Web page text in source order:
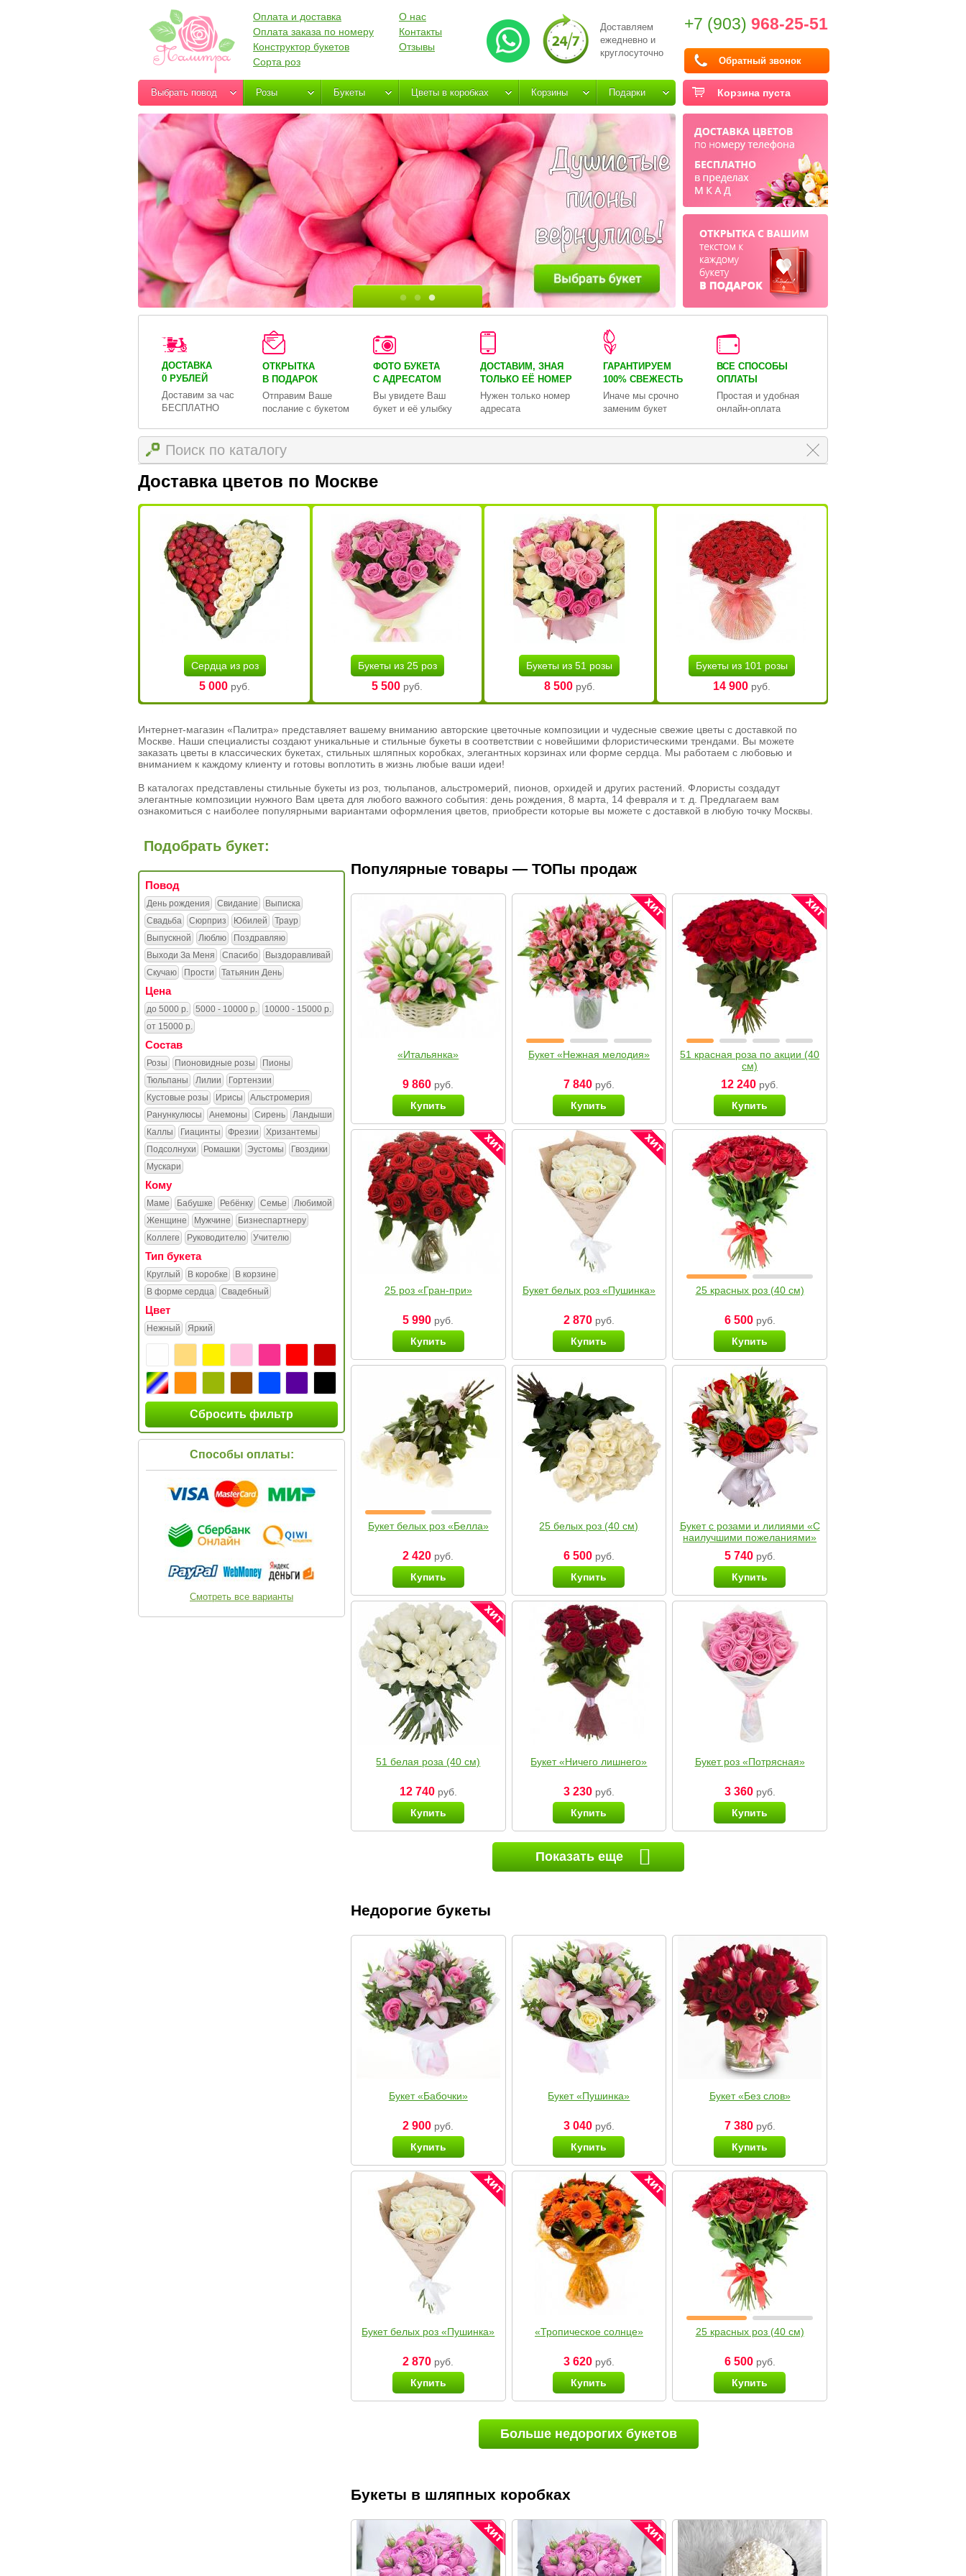
Доставляем
ежедневно и
круглосуточно
+7 (903) 968-25-51
Обратный звонок
Оплата и доставка
Оплата заказа по номеру
Конструктор букетов
Сорта роз
О нас
Контакты
Отзывы
Корзина пуста
Выбрать повод Розы Букеты Цветы в коробках Корзины Подарки
ДОСТАВКА
0 РУБЛЕЙ
Доставим за час
БЕСПЛАТНО
ОТКРЫТКА
В ПОДАРОК
Отправим Ваше
послание с букетом
ФОТО БУКЕТА
С АДРЕСАТОМ
Вы увидете Ваш
букет и её улыбку
ДОСТАВИМ, ЗНАЯ
ТОЛЬКО ЕЁ НОМЕР
Нужен только номер
адресата
ГАРАНТИРУЕМ
100% СВЕЖЕСТЬ
Иначе мы срочно
заменим букет
ВСЕ СПОСОБЫ
ОПЛАТЫ
Простая и удобная
онлайн-оплата
Доставка цветов по Москве
Сердца из роз
5 000 руб.
Букеты из 25 роз
5 500 руб.
Букеты из 51 розы
8 500руб.
Букеты из 101 розы
14 900руб.
Интернет-магазин «Палитра» представляет вашему вниманию авторские цветочные композиции и чудесные свежие цветы с доставкой по
Москве. Наши специалисты создают уникальные и стильные букеты в соответствии с новейшими флористическими трендами. Вы можете
заказать цветы в классических букетах, стильных шляпных коробках, элегантных корзинах или форме сердца. Мы работаем с любовью и
вниманием к каждому клиенту и готовы воплотить в жизнь любые ваши идеи!
В каталогах представлены стильные букеты из роз, тюльпанов, альстромерий, пионов, орхидей и других растений. Флористы создадут
элегантные композиции нужного Вам цвета для любого важного события: день рождения, 8 марта, 14 февраля и т. д. Предлагаем вам
ознакомиться с наиболее популярными вариантами оформления цветов, приобрести которые вы можете с доставкой в любую точку Москвы.
Подобрать букет:
Повод
День рождения Свидание
Выписка
Свадьба
Сюрприз Юбилей
Траур
Выпускной
Люблю
Поздравляю
Выходи За Меня
Спасибо
Выздоравливай
Скучаю
Прости Татьянин День
Цена
до 5000 р. 5000 - 10000 р.
10000 - 15000 р.
от 15000 р.
Состав
Розы Пионовидные розы
Пионы
Тюльпаны
Лилии
Гортензии
Кустовые розы
Ирисы
Альстромерия
Ранункулюсы
Анемоны Сирень
Ландыши
Каллы
Гиацинты Фрезии
Хризантемы
Подсолнухи
Ромашки Эустомы
Гвоздики
Мускари
Кому
Маме Бабушке Ребёнку Семье
Любимой
Женщине
Мужчине
Бизнеспартнеру
Коллеге
Руководителю Учителю
Тип букета
Круглый В коробке
В корзине
В форме сердца
Свадебный
Цвет
Нежный Яркий
Сбросить фильтр
Способы оплаты:
Смотреть все варианты
Популярные товары — ТОПы продаж
«Итальянка»
9 860 руб.
Купить
Букет «Нежная мелодия»
7 840руб.
Купить
51 красная роза по акции (40
см)
12 240 руб.
Купить
25 роз «Гран-при»
5 990 руб.
Купить
Букет белых роз «Пушинка»
2 870руб.
Купить
25 красных роз (40 см)
6 500руб.
Купить
Букет белых роз «Белла»
2 420 руб.
Купить
25 белых роз (40 см)
6 500руб.
Купить
Букет с розами и лилиями «С
наилучшими пожеланиями»
5 740руб.
Купить
51 белая роза (40 см)
12 740руб.
Купить
Букет «Ничего лишнего»
3 230руб.
Купить
Букет роз «Потрясная»
3 360руб.
Купить
Показать еще
Недорогие букеты
Букет «Бабочки»
2 900 руб.
Купить
Букет «Пушинка»
3 040руб.
Купить
Букет «Без слов»
7 380руб.
Купить
Букет белых роз «Пушинка»
2 870 руб.
Купить
«Тропическое солнце»
3 620руб.
Купить
25 красных роз (40 см)
6 500руб.
Купить
Больше недорогих букетов
Букеты в шляпных коробках